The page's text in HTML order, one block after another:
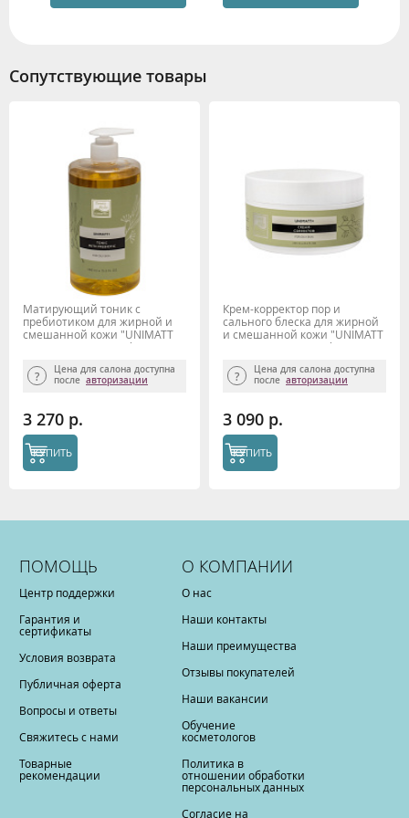
Сопутствующие товары
Матирующий тоник с
пребиотиком для жирной и
смешанной кожи "UNIMATT
+" 460 мл Beauty Style
Цена для салона доступна
после авторизации
3 270 р.
КУПИТЬ
Крем-корректор пор и
сального блеска для жирной
и смешанной кожи "UNIMATT
+" 250 мл Beauty Style
Цена для салона доступна
после авторизации
3 090 р.
КУПИТЬ
ПОМОЩЬ
Центр поддержки
Гарантия и
сертификаты
Условия возврата
Публичная оферта
Вопросы и ответы
Свяжитесь с нами
Товарные
рекомендации
О КОМПАНИИ
О нас
Наши контакты
Наши преимущества
Отзывы покупателей
Наши вакансии
Обучение
косметологов
Политика в
отношении обработки
персональных данных
Согласие на